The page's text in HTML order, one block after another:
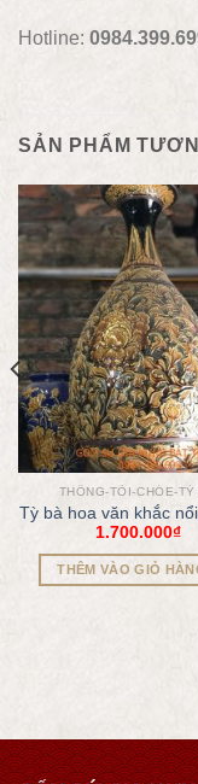
Hotline:
SẢN PHẨM
THỐNG-TỎI-CHÓE-TỲ
Tỳ bà hoa văn khắc
1.700.000₫
THÊM VÀO GIỎ